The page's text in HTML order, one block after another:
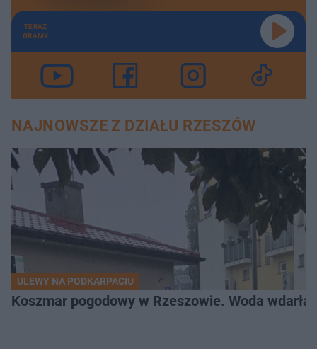
TERAZ
GRAMY
NAJNOWSZE Z DZIAŁU RZESZÓW
ULEWY NA PODKARPACIU
Koszmar pogodowy w Rzeszowie. Woda